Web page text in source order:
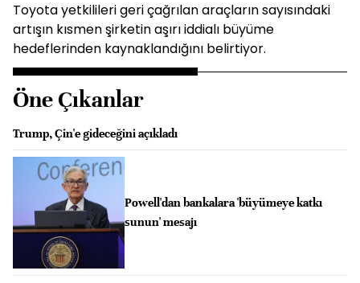
Toyota yetkilileri geri çağrılan araçların sayısındaki
artışın kısmen şirketin aşırı iddialı büyüme
hedeflerinden kaynaklandığını belirtiyor.
Öne Çıkanlar
Trump, Çin'e gideceğini açıkladı
Powell'dan bankalara 'büyümeye katkı
sunun' mesajı